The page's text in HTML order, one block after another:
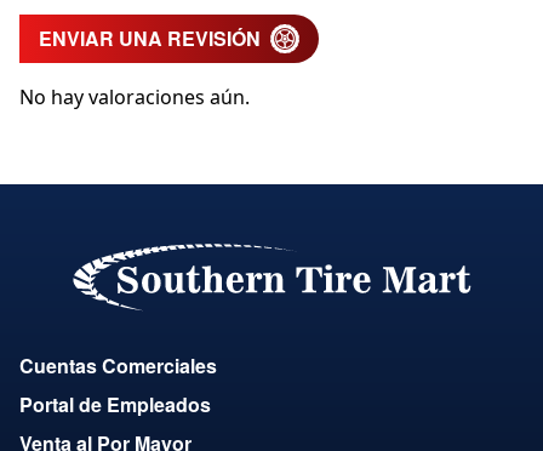
ENVIAR UNA REVISIÓN
No hay valoraciones aún.
Cuentas Comerciales
Portal de Empleados
Venta al Por Mayor